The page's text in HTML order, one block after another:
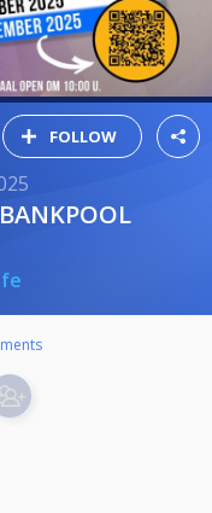
FOLLOW